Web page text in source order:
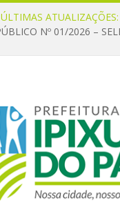
ÚLTIMAS ATUALIZAÇÕES: